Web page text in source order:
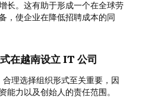
长。这有助于形成一个在全球劳
，使企业在降低招聘成本的同
在越南设立 IT 公司
理选择组织形式至关重要，因
能力以及创始人的责任范围。